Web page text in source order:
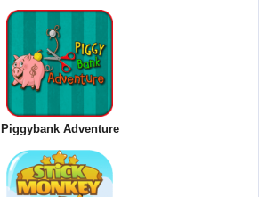
Piggybank Adventure